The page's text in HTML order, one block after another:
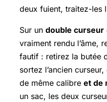
deux fuient, traitez-les
Sur un double curseur
vraiment rendu l’âme,
fautif : retirez la butée
sortez l’ancien
de même calibre et de
un sac, les deux